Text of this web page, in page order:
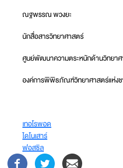
ณฐพรรณ พวงยะ
นักสื่อสารวิทยาศาสตร์
ศูนย์พัฒนาความตระหนักด้านวิทยาศ
องค์การพิพิธภัณฑ์วิทยาศาสตร์แห่ง
เทอโรพอด
ไดโนเสาร์
ฟอสซิล